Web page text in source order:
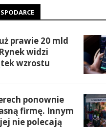
prawie 20 mld
widzi
wzrostu
ponownie
firmę. Innym
nie polecają